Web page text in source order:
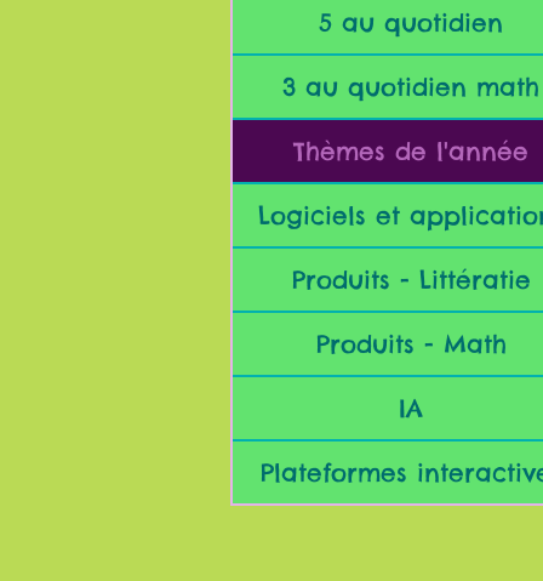
5 au quotidien
3 au quotidien math
Thèmes de l'année
Logiciels et
Produits - Littératie
Produits - Math
IA
Plateformes